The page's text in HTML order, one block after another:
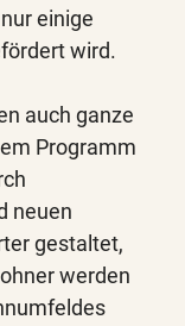
einige
wird.
auch ganze
Programm
neuen
gestaltet,
werden